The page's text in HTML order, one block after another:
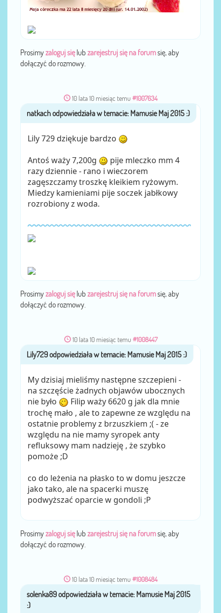
Prosimyzaloguj sięlub zarejestruj się na forumsię, aby
dołączyć do rozmowy.
10 lata 10 miesiąc temu #1007634
przeznatkach
Lily 729 dziękuje bardzo
Antoś waży 7,200g
pije mleczko mm 4
razy dziennie - rano i wieczorem
zagęszczamy troszkę kleikiem ryżowym.
Miedzy kamieniami pije soczek jabłkowy
rozrobiony z woda.
Prosimyzaloguj sięlub zarejestruj się na forumsię, aby
dołączyć do rozmowy.
10 lata 10 miesiąc temu #1008447
przezLily729
My dzisiaj mieliśmy następne szczepieni -
na szczęście żadnych objawów ubocznych
nie było
Filip waży 6620 g jak dla mnie
trochę mało , ale to zapewne ze względu na
ostatnie problemy z brzuszkiem ;( - ze
względu na nie mamy syropek anty
refluksowy mam nadzieję , że szybko
pomoże ;D
co do leżenia na płasko to w domu jeszcze
jako tako, ale na spacerki muszę
podwyższać oparcie w gondoli ;P
Prosimyzaloguj sięlub zarejestruj się na forumsię, aby
dołączyć do rozmowy.
10 lata 10 miesiąc temu #1008484
przezsolenka89